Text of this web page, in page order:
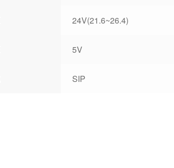
24V(21.6~26.4)
5V
SIP